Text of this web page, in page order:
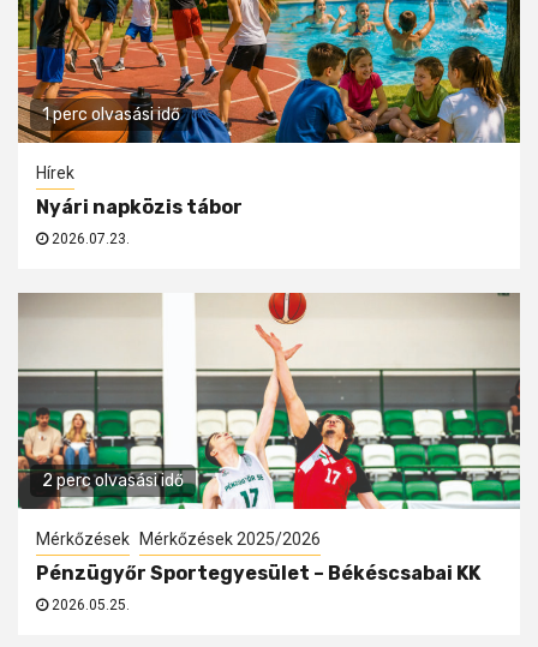
1 perc olvasási idő
Hírek
Nyári napközis tábor
2026.07.23.
2 perc olvasási idő
Mérkőzések Mérkőzések 2025/2026
Pénzügyőr Sportegyesület – Békéscsabai KK
2026.05.25.